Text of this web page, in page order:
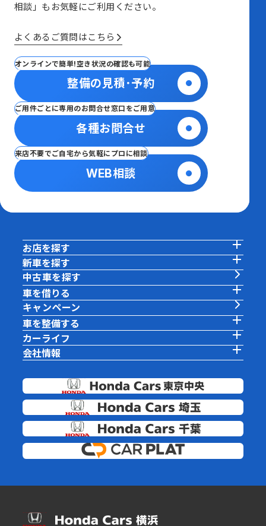
相談」も お気軽にご利用ください。
よくあるご質問はこちら
オンラインで簡単!空き状況の確認も可能
整備の見積･予約
ご用件ごとに専用のお問合せ窓口をご用意
各種お問合せ
来店不要でご自宅から気軽にプロに相談
WEB相談
お店を探す
新車を探す
中古車を探す
車を借りる
キャンペーン
車を整備する
カーライフ
会社情報